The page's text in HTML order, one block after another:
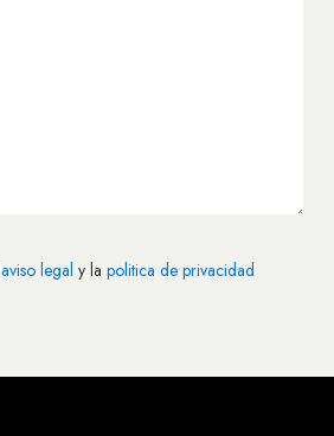
aviso legal y la politica de privacidad